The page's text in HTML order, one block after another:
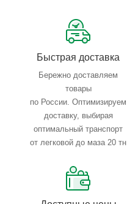
Быстрая доставка
Бережно доставляем
товары
по России. Оптимизируем
доставку, выбирая
оптимальный транспорт
от легковой до маза 20 тн